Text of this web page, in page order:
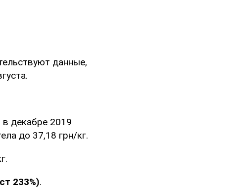
данные,
декабре 2019
до 37,18 грн/кг.
233%).